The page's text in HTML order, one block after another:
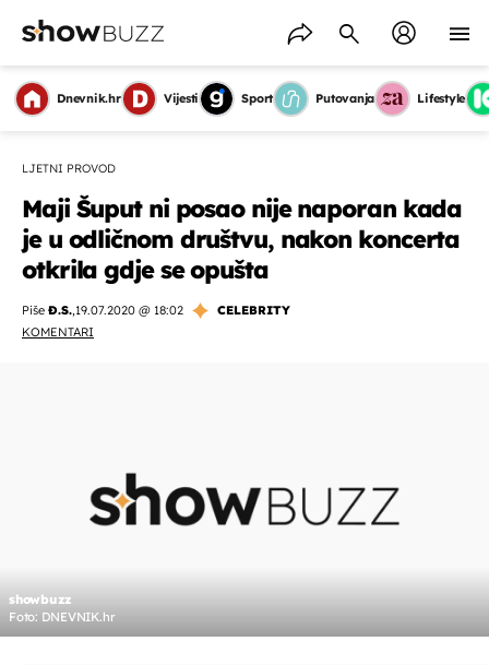
Dnevnik.hr Vijesti Sport Putovanja Lifestyle
LJETNI PROVOD
Maji Šuput ni posao nije naporan kada
je u odličnom društvu, nakon koncerta
otkrila gdje se opušta
Piše Đ.S.,19.07.2020 @ 18:02
CELEBRITY
KOMENTARI
showbuzz
Foto: DNEVNIK.hr